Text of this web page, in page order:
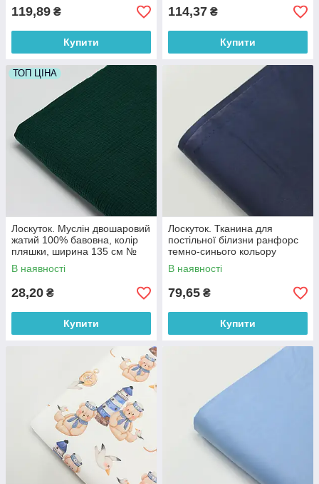
119,89 ₴
Купити
114,37 ₴
Купити
ТОП ЦІНА
Лоскуток. Муслін двошаровий
жатий 100% бавовна, колір
пляшки, ширина 135 см №
МЖ2-70,45*50 см
В наявності
28,20 ₴
Купити
Лоскуток. Тканина для
постільної білизни ранфорс
темно-синього кольору
Туреччина 240 см No WH-
0074-83, 45*240 см
В наявності
79,65 ₴
Купити